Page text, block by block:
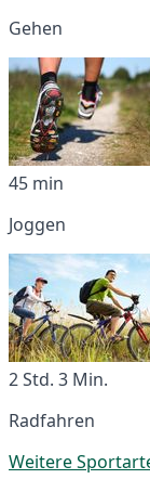
Gehen
45 min
Joggen
2 Std. 3 Min.
Radfahren
Weitere